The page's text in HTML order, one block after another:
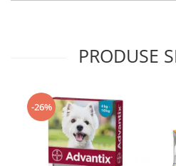
PRODUSE
-26%